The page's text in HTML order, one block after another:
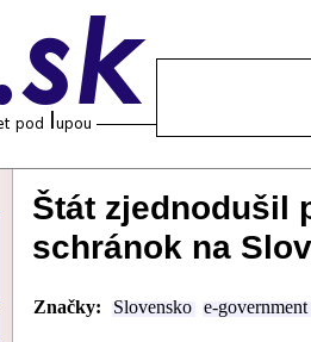
Štát zjednodušil
schránok na
Značky: Slovensko e-government